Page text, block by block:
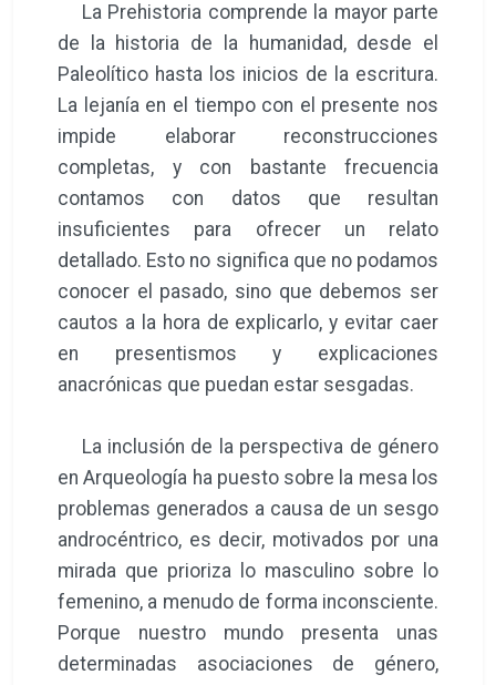
La Prehistoria comprende la mayor parte
de la historia de la humanidad, desde el
Paleolítico hasta los inicios de la escritura.
La lejanía en el tiempo con el presente nos
impide elaborar reconstrucciones
completas, y con bastante frecuencia
contamos con datos que resultan
insuficientes para ofrecer un relato
detallado. Esto no significa que no podamos
conocer el pasado, sino que debemos ser
cautos a la hora de explicarlo, y evitar caer
en presentismos y explicaciones
anacrónicas que puedan estar sesgadas.
La inclusión de la perspectiva de género
en Arqueología ha puesto sobre la mesa los
problemas generados a causa de un sesgo
androcéntrico, es decir, motivados por una
mirada que prioriza lo masculino sobre lo
femenino, a menudo de forma inconsciente.
Porque nuestro mundo presenta unas
determinadas asociaciones de género,